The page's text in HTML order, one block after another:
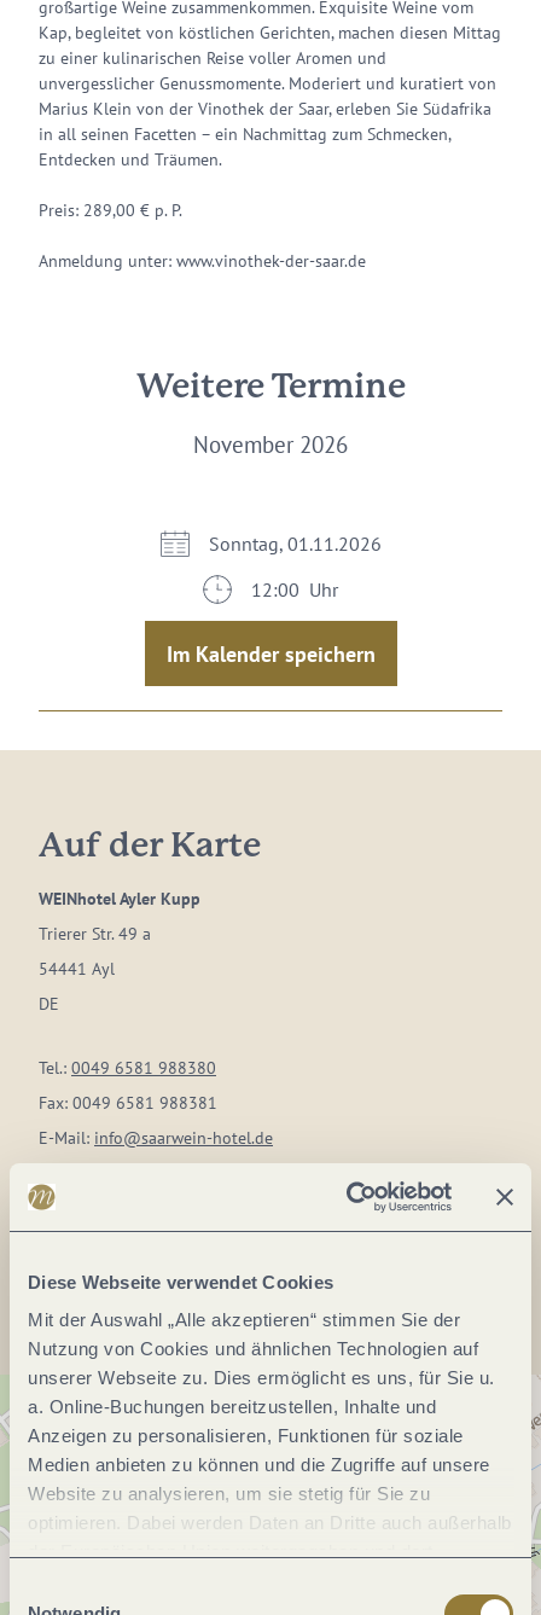
Diese Webseite verwendet Cookies
Mit der Auswahl „Alle akzeptieren“ stimmen Sie der
Nutzung von Cookies und ähnlichen Technologien auf
unserer Webseite zu. Dies ermöglicht es uns, für Sie u.
a. Online-Buchungen bereitzustellen, Inhalte und
Anzeigen zu personalisieren, Funktionen für soziale
Medien anbieten zu können und die Zugriffe auf unsere
Website zu analysieren, um sie stetig für Sie zu
optimieren. Dabei werden Daten an Dritte auch außerhalb
jederzeit widerrufen werden. Mit der Auswahl "Alle
großartige Weine zusammenkommen. Exquisite Weine vom
Kap, begleitet von köstlichen Gerichten, machen diesen Mittag
zu einer kulinarischen Reise voller Aromen und
unvergesslicher Genussmomente. Moderiert und kuratiert von
Marius Klein von der Vinothek der Saar, erleben Sie Südafrika
in all seinen Facetten – ein Nachmittag zum Schmecken,
Entdecken und Träumen.
Preis: 289,00 € p. P.
Anmeldung unter: www.vinothek-der-saar.de
Weitere Termine
November 2026
Sonntag, 01.11.2026
12:00 Uhr
Im Kalender speichern
Auf der Karte
WEINhotel Ayler Kupp
Trierer Str. 49 a
54441 Ayl
DE
Tel.: 0049 6581 988380
Fax: 0049 6581 988381
E-Mail: info@saarwein-hotel.de